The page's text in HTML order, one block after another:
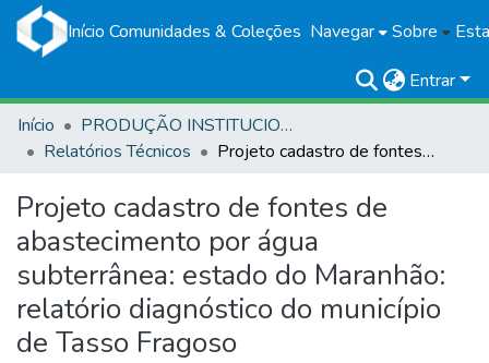
Início Comunidades & Coleções Navegar Sobre
Entrar
Início
PRODUÇÃO INSTITUCIONAL
Relatórios Técnicos
Projeto cadastro de fontes de abastecimento por água subterrânea: estado do Maranhão: relatório diagnóstico do município de Tasso Fragoso
Projeto cadastro de fontes de
abastecimento por água
subterrânea: estado do Maranhão:
relatório diagnóstico do município
de Tasso Fragoso